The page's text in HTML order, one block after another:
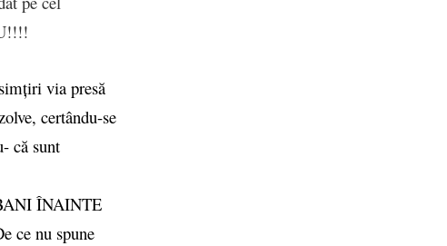
via presă
certându-se
că sunt
ÎNAINTE
ce nu spune